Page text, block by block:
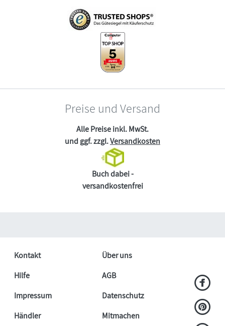
Preise und Versand
Alle Preise inkl. MwSt.
und ggf. zzgl.Versandkosten
Buch dabei -
versandkostenfrei
Kontakt
Über uns
Hilfe
AGB
Impressum
Datenschutz
Händler
Mitmachen